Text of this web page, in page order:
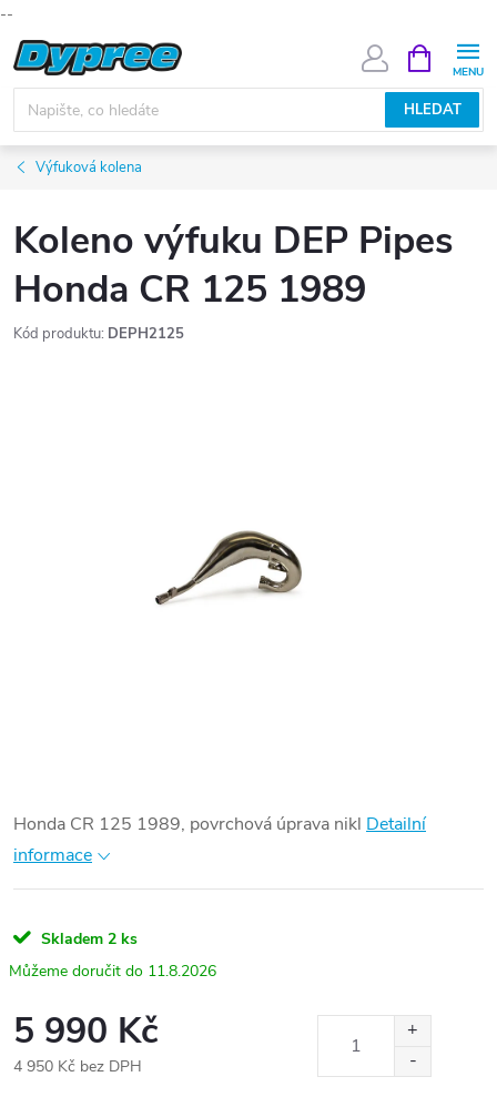
--
Přejít
na
obsah
HLEDAT
NÁKUPNÍ
KOŠÍK
Výfuková kolena
Koleno výfuku DEP Pipes
Honda CR 125 1989
Kód produktu: DEPH2125
Honda CR 125 1989, povrchová úprava nikl Detailní
informace
Skladem 2 ks
11.8.2026
5 990 Kč
4 950 Kč bez DPH